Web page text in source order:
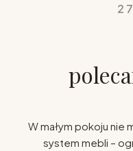
2
W małym pokoju nie
system mebli –